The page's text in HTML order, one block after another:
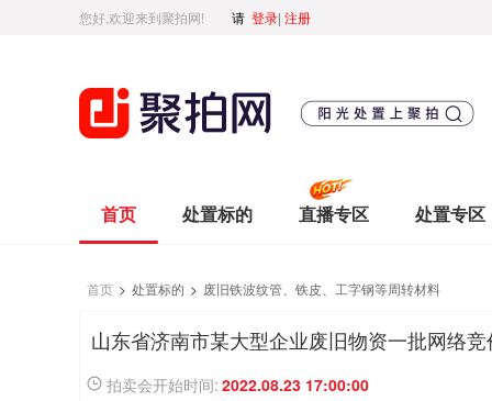
您好,欢迎来到聚拍网! 请 登录| 注册
首页 处置标的 直播专区 处置专区
首页 > 处置标的 > 废旧铁波纹管、铁皮、工字钢等周转材料
山东省济南市某大型企业废旧物资一批网络竞
拍卖会开始时间: 2022.08.23 17:00:00